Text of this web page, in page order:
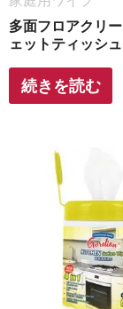
多面フロアクリ
ェットティッシ
続きを読む